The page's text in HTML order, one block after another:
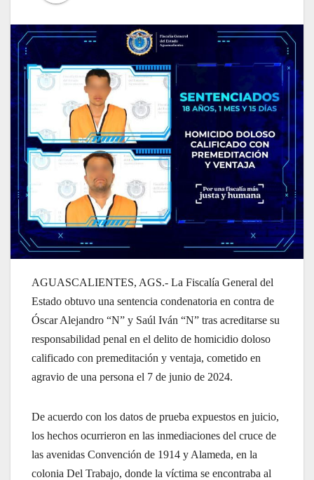
AGUASCALIENTES, AGS.- La Fiscalía General del
Estado obtuvo una sentencia condenatoria en contra de
Óscar Alejandro “N” y Saúl Iván “N” tras acreditarse su
responsabilidad penal en el delito de homicidio doloso
calificado con premeditación y ventaja, cometido en
agravio de una persona el 7 de junio de 2024.
De acuerdo con los datos de prueba expuestos en juicio,
los hechos ocurrieron en las inmediaciones del cruce de
las avenidas Convención de 1914 y Alameda, en la
colonia Del Trabajo, donde la víctima se encontraba al